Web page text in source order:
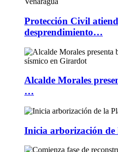
Protección Civil
desprendimiento…
Alcalde Morales
…
Inicia arborización